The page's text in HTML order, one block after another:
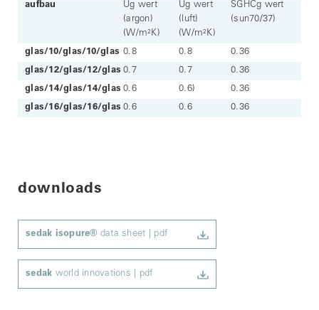
aufbau
Ug wert
(argon)
(W/m²K)
Ug wert
(luft)
(W/m²K)
SGHCg wert
(sun70/37)
glas/10/glas/10/glas 0.8 0.8
0.36
glas/12/glas/12/glas 0.7 0.7
0.36
glas/14/glas/14/glas 0.6 0.6)
0.36
glas/16/glas/16/glas 0.6 0.6 0.36
downloads
sedak isopure® data sheet | pdf
sedak world innovations | pdf